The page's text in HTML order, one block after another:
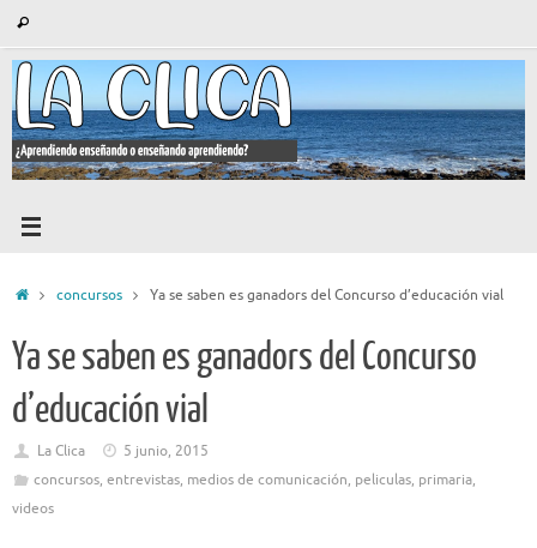
contenido
Buscar
Inicioconcursos Ya se saben es ganadors del Concurso d’educación vial
Ya se saben es ganadors del Concurso
d’educación vial
La Clica
5 junio, 2015
concursos, entrevistas, medios de comunicación, peliculas, primaria,
videos